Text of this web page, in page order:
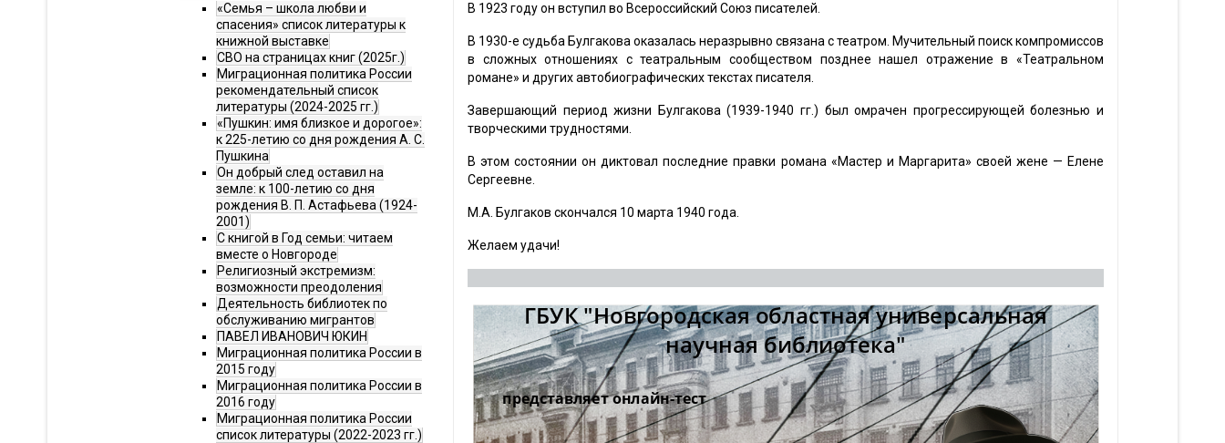
«Семья – школа любви и
спасения» список литературы к
книжной выставке
СВО на страницах книг (2025г.)
Миграционная политика России
рекомендательный список
литературы (2024-2025 гг.)
«Пушкин: имя близкое и дорогое»:
к 225-летию со дня рождения А. С.
Пушкина
Он добрый след оставил на
земле: к 100-летию со дня
рождения В. П. Астафьева (1924-
2001)
С книгой в Год семьи: читаем
вместе о Новгороде
Религиозный экстремизм:
возможности преодоления
Деятельность библиотек по
обслуживанию мигрантов
ПАВЕЛ ИВАНОВИЧ ЮКИН
Миграционная политика России в
2015 году
Миграционная политика России в
2016 году
Миграционная политика России
список литературы (2022-2023 гг.)
В 1923 году он вступил во Всероссийский Союз писателей.
В 1930-е судьба Булгакова оказалась неразрывно связана с театром. Мучительный поиск компромиссов
в сложных отношениях с театральным сообществом позднее нашел отражение в «Театральном
романе» и других автобиографических текстах писателя.
Завершающий период жизни Булгакова (1939-1940 гг.) был омрачен прогрессирующей болезнью и
творческими трудностями.
В этом состоянии он диктовал последние правки романа «Мастер и Маргарита» своей жене — Елене
Сергеевне.
М.А. Булгаков скончался 10 марта 1940 года.
Желаем удачи!